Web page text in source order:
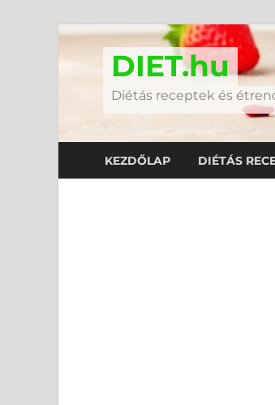
DIET.hu
Diétás receptek és
KEZDŐLAP DIÉTÁS